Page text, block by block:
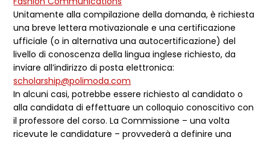
Unitamente alla compilazione della domanda, è richiesta
una breve lettera motivazionale e una certificazione
ufficiale (o in alternativa una autocertificazione) del
livello di conoscenza della lingua inglese richiesto, da
inviare all’indirizzo di posta elettronica:
scholarship@polimoda.com
In alcuni casi, potrebbe essere richiesto al candidato o
alla candidata di effettuare un colloquio conoscitivo con
il professore del corso. La Commissione – una volta
ricevute le candidature – provvederà a definire una